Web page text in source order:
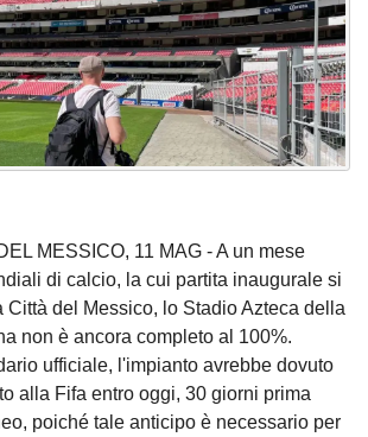
MESSICO, 11 MAG - A un mese
di calcio, la cui partita inaugurale si
Città del Messico, lo Stadio Azteca della
non è ancora completo al 100%.
ufficiale, l'impianto avrebbe dovuto
alla Fifa entro oggi, 30 giorni prima
poiché tale anticipo è necessario per